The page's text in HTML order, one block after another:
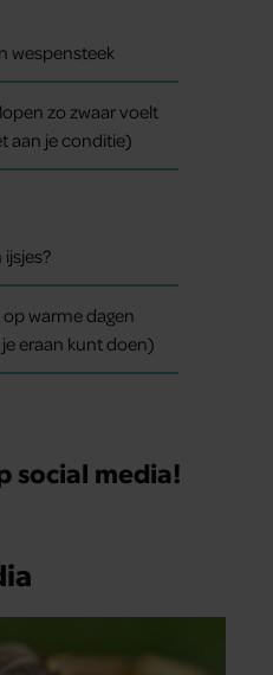
wespensteek
zo zwaar voelt
aan je conditie)
warme dagen
eraan kunt doen)
social media!